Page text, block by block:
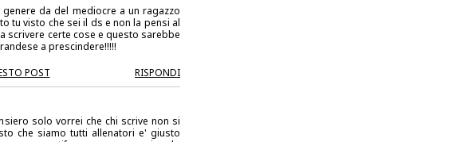
da del mediocre a un ragazzo
tu visto che sei il ds e non la pensi al
scrivere certe cose e questo sarebbe
a prescindere!!!!!
POST
RISPONDI
solo vorrei che chi scrive non si
che siamo tutti allenatori e' giusto